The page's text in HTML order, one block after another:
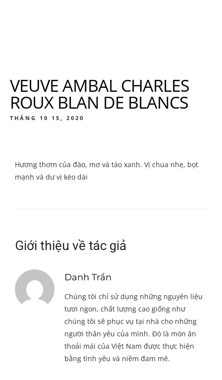
VEUVE AMBAL CHARLES
ROUX BLAN DE BLANCS
THÁNG 10 15, 2020
Hương thơm của đào, mơ và táo xanh. Vị chua nhẹ, bọt
mạnh và dư vị kéo dài
Giới thiệu về tác giả
Danh Trần
Chúng tôi chỉ sử dụng những nguyên liệu
tươi ngon, chất lượng cao giống như
chúng tôi sẽ phục vụ tại nhà cho những
người thân yêu của mình. Đó là món ăn
thoải mái của Việt Nam được thực hiện
bằng tình yêu và niềm đam mê.